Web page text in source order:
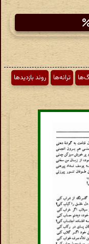
ترانه‌ها
روند بازدیدها